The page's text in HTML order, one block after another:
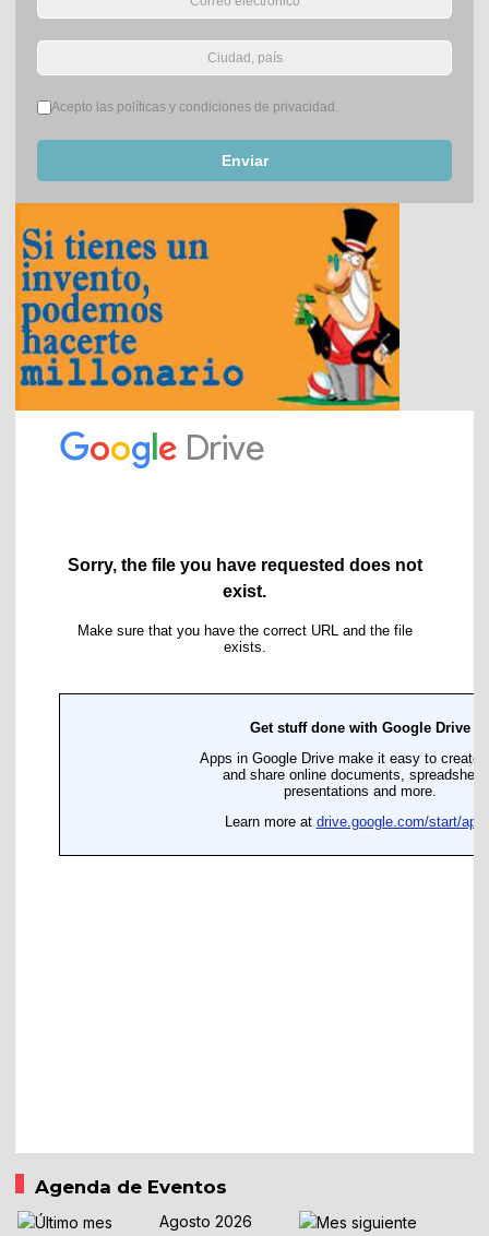
Términos del servicio*
Acepto las políticas y condiciones de privacidad.
Enviar
Agenda de Eventos
Agosto 2026